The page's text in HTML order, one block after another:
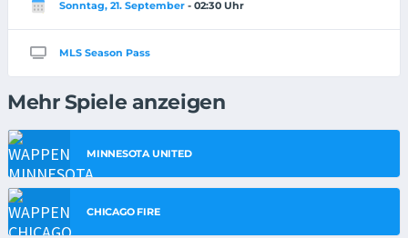
Sonntag, 21. September - 02:30 Uhr
MLS Season Pass
Mehr Spiele anzeigen
MINNESOTA UNITED
CHICAGO FIRE